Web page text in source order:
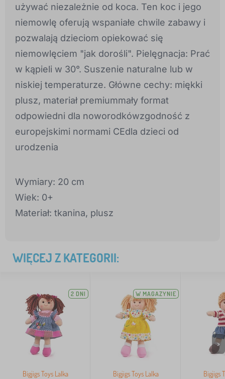
używać niezależnie od koca. Ten koc i jego
niemowlę oferują wspaniałe chwile zabawy i
pozwalają dzieciom opiekować się
niemowlęciem "jak dorośli". Pielęgnacja: Prać
w kąpieli w 30°. Suszenie naturalne lub w
niskiej temperaturze. Główne cechy: miękki
plusz, materiał premiummały format
odpowiedni dla noworodkówzgodność z
europejskimi normami CEdla dzieci od
urodzenia
Wymiary: 20 cm
Wiek: 0+
Materiał: tkanina, plusz
WIĘCEJ Z KATEGORII:
2 DNI
Bigjigs Toys Lalka
W MAGAZYNIE
Bigjigs Toys Lalka
Bigjigs
>